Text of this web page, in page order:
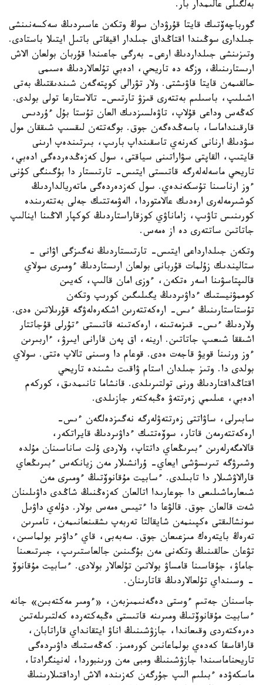
بەلگىلى عالىمدار بار.
گورباچەۆتىك قايتا قۇرۋدان سوڭ وتكەن عاسىردىڭ سەكسەنىنشى
جىلدارى سوڭىندا اقتاڭداق جىلدار اقيقاتى باتىل ايتىلا باستادى.
وتىزىنشى جىلداردىڭ ارعى- بەرگى جاعىندا قۇربان بولعان الاش
ارىستارىنىڭ، وزگە دە تاريحي، ادەبي تۇلعالاردىڭ ەسىمى
حالقىمەن قايتا قاۋىشتى. ولار تۋرالى كوپتەگەن شىندىقتىڭ بەتى
اشىلىپ، باسىلىم بەتتەرى قىزۋ تارتىس- تالاستارعا تولى بولدى.
كەڭەس وداعى قۇلاپ، تاۋەلسىزدىك العان تۇستا بۇل ءۇردىس
قارقىنداماسا، باسەڭدەگەن جوق. بوگەتتەن لىقسىپ شىققان مول
سۋدىڭ ارنانى كەرنەي تاسقىنداپ بارىپ، بىرتىندەپ ارىنى
قايتىپ، القاپتى سۋاراتىنى سياقتى، سول كەزەڭدەردەگى ادەبي،
تاريحي ماسەلەلەرگە قاتىستى ايتىس- تارتىستار دا بۇگىنگى كۇنى
ءوز ارناسىنا تۇسكەندەي. سول كەزدەردەگى ماتەريالداردىڭ
كوشىرمەلەرى ارەدىك عالامتوردا، الەۋمەتتىك جەلى بەتتەرىندە
كورىنىس تاۋىپ، زاماناۋي كوزقاراستاردىڭ كوكپار الاڭىنا اينالىپ
جاتاتىن ساتتەرى دە از ەمەس.
وتكەن جىلدارداعى ايتىس- تارتىستاردىڭ نەگىزگى اۋانى -
ستاليندىك زۇلمات قۇربانى بولعان ارىستاردىڭ ءومىرى سولاي
قالىپتاسۋىنا اسەر ەتكەن، ءوزى امان قالىپ، كەيىن
كوممۋنيستىك ءداۋىردىڭ يگىلىگىن كورىپ وتكەن
تۇستاستارىنىڭ ءىس- ارەكەتتەرىن اشكەرەلەۋگە قۇرىلاتىن ەدى.
ولاردىڭ ءىس- قىزمەتىنە، ارەكەتىنە قاتىستى ءتۇرلى قۇجاتتار
اشىققا شىعىپ جاتاتىن. ارينە، اق پەن قارانى ايىرۋ، ءاربىرىن
ءوز ورنىنا قويۋ قاجەت ەدى. قوعام دا وسىنى تالاپ ەتتى. سولاي
بولدى دا. وتىز جىلدان استام ۋاقىت ىشىندە تاريحي
اقتاڭداقتاردىڭ ورنى تولتىرىلدى. قانشاما تانىمدىق، كوركەم
ادەبي، عىلىمي زەرتتەۋ ەڭبەكتەر جازىلدى.
سابىرلى، ساۋاتتى زەرتتەۋلەرگە نەگىزدەلگەن ءىس-
ارەكەتتەرمەن قاتار، سوۆەتتىك ءداۋىردىڭ قايراتكەر،
قالامگەرلەرىن ءبىرىڭعاي داتتاپ، ولاردى ۇلت ساناسىنان مۇلدە
وشىرۋگە تىرىسۋشى ايعاي- ۇرانشىلار مەن زيانكەس ءبىرىڭعاي
قارالاۋشىلار دا تابىلدى. ءسابيت مۇقانوۆتىڭ ءومىرى مەن
شىعارماشىلىعى دا جوعارىدا اتالعان كەزەڭنىڭ شاڭدى داۋىلىنان
شەت قالعان جوق. قالۋعا دا ءتيىس ەمەس بولار. دۇلەي داۋىل
سونشالىقتى ەكپىنمەن شايقالتا تەربەپ ىشقىنعانىمەن، تامىرىن
تەرەڭ بايتەرەك مىزعىعان جوق. سەبەبى، قاي ءداۋىر بولماسىن،
تۋعان حالقىنىڭ وتكەنى مەن بۇگىنىن جالعاستىرىپ، جىرتىعىنا
جاماۋ، جۇقاسىنا قامساۋ بولاتىن تۇلعالار بولادى. ءسابيت مۇقانوۆ
- وسىنداي تۇلعالاردىڭ قاتارىنان.
جاسىنان جەتىم ءوستى دەگەنىمىزبەن، «ءومىر مەكتەبىن» جانە
ءسابيت مۇقانوۆتىڭ ومىرىنە قاتىستى ەڭبەكتەردە كەلتىرىلەتىن
دەرەكتەردى وقىعاندا، جازۋشىنىڭ اناۋ ايتقانداي قاراتابان،
قاراقاسقا كەدەي بولماعانىن كورەمىز. كەڭەستىك داۋىردەگى
تاريحناماسىندا جازۋشىنىڭ ومبى مەن ورىنبوردا، لەنينگرادتا،
ماسكەۋدە ءبىلىم الىپ جۇرگەن كەزىندە الاش ارداقتىلارىنىڭ